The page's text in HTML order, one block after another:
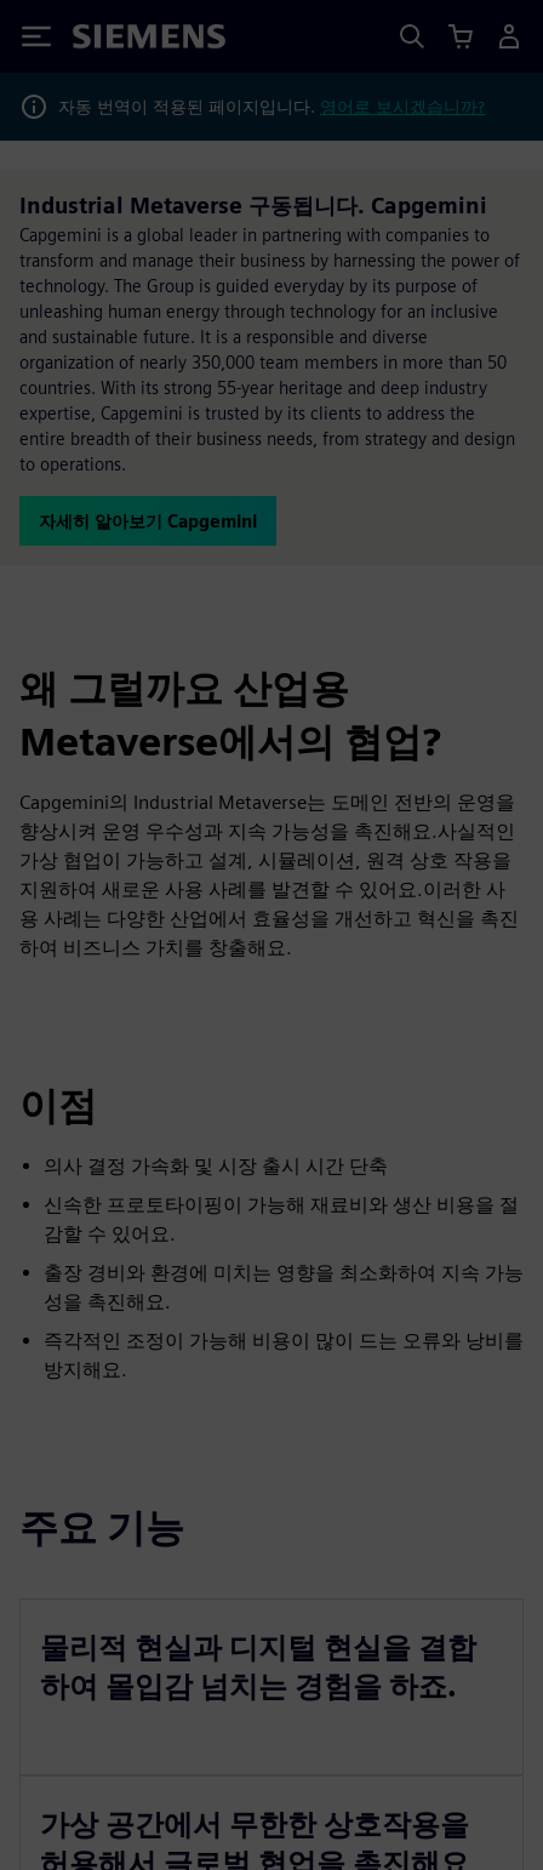
Siemens
자동 번역이 적용된 페이지입니다. 영어로 보시겠습니까?
Industrial Metaverse 구동됩니다. Capgemini
Capgemini is a global leader in partnering with companies to
transform and manage their business by harnessing the power of
technology. The Group is guided everyday by its purpose of
unleashing human energy through technology for an inclusive
and sustainable future. It is a responsible and diverse
organization of nearly 350,000 team members in more than 50
countries. With its strong 55-year heritage and deep industry
expertise, Capgemini is trusted by its clients to address the
entire breadth of their business needs, from strategy and design
to operations.
자세히 알아보기 Capgemini
왜 그럴까요 산업용
Metaverse에서의 협업?
Capgemini의 Industrial Metaverse는 도메인 전반의 운영을
향상시켜 운영 우수성과 지속 가능성을 촉진해요.사실적인
가상 협업이 가능하고 설계, 시뮬레이션, 원격 상호 작용을
지원하여 새로운 사용 사례를 발견할 수 있어요.이러한 사
용 사례는 다양한 산업에서 효율성을 개선하고 혁신을 촉진
하여 비즈니스 가치를 창출해요.
이점
의사 결정 가속화 및 시장 출시 시간 단축
신속한 프로토타이핑이 가능해 재료비와 생산 비용을 절
감할 수 있어요.
출장 경비와 환경에 미치는 영향을 최소화하여 지속 가능
성을 촉진해요.
즉각적인 조정이 가능해 비용이 많이 드는 오류와 낭비를
방지해요.
주요 기능
물리적 현실과 디지털 현실을 결합
하여 몰입감 넘치는 경험을 하죠.
가상 공간에서 무한한 상호작용을